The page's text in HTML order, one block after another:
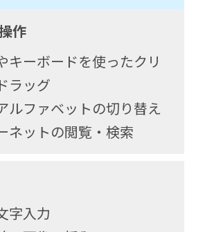
作
キーボードを使ったクリ
ラッグ
ルファベットの切り替え
ネットの閲覧・検索
字入力